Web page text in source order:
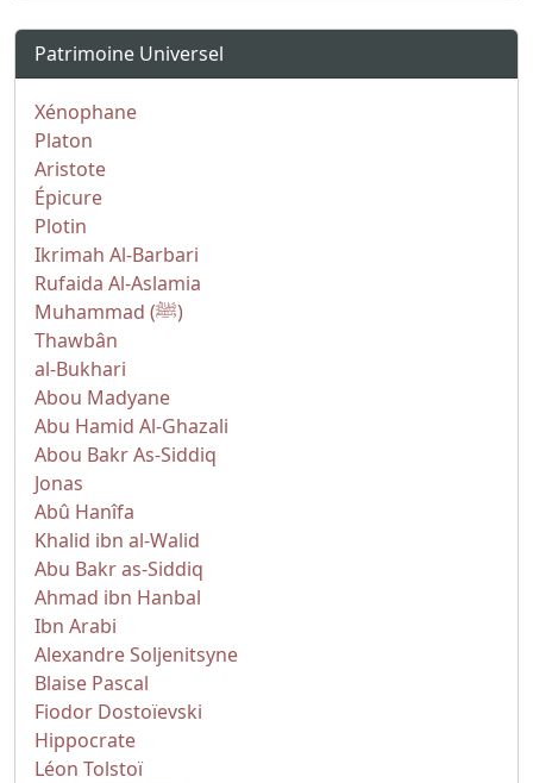
Patrimoine Universel
Xénophane
Platon
Aristote
Épicure
Plotin
Ikrimah Al-Barbari
Rufaida Al-Aslamia
Muhammad (ﷺ)
Thawbân
al-Bukhari
Abou Madyane
Abu Hamid Al-Ghazali
Abou Bakr As-Siddiq
Jonas
Abû Hanîfa
Khalid ibn al-Walid
Abu Bakr as-Siddiq
Ahmad ibn Hanbal
Ibn Arabi
Alexandre Soljenitsyne
Blaise Pascal
Fiodor Dostoïevski
Hippocrate
Léon Tolstoï